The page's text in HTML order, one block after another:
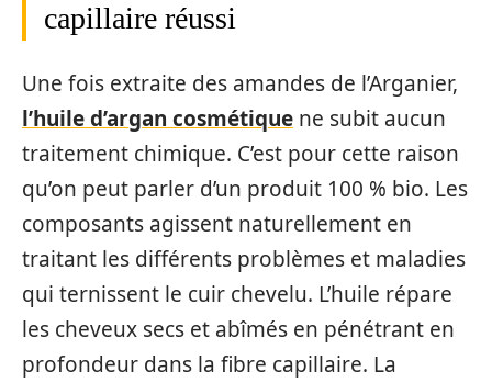
capillaire réussi
Une fois extraite des amandes de l’Arganier,
l’huile d’argan cosmétique ne subit aucun
traitement chimique. C’est pour cette raison
qu’on peut parler d’un produit 100 % bio. Les
composants agissent naturellement en
traitant les différents problèmes et maladies
qui ternissent le cuir chevelu. L’huile répare
les cheveux secs et abîmés en pénétrant en
profondeur dans la fibre capillaire. La